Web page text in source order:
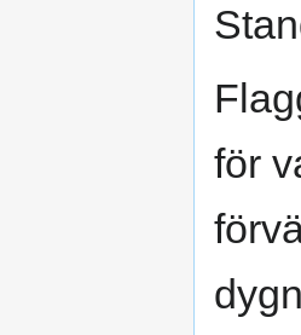
för